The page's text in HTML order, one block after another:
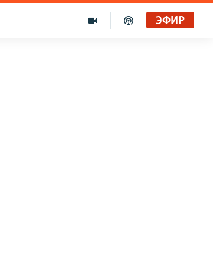
ЭФИР